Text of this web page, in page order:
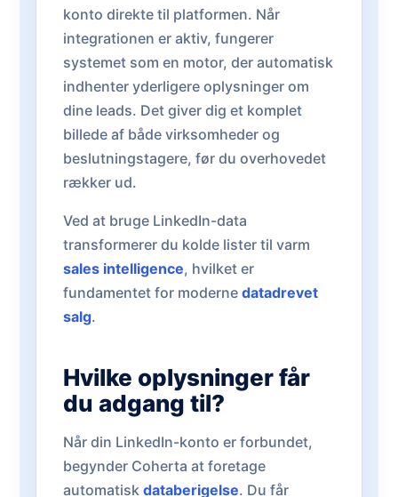
konto direkte til platformen. Når
integrationen er aktiv, fungerer
systemet som en motor, der automatisk
indhenter yderligere oplysninger om
dine leads. Det giver dig et komplet
billede af både virksomheder og
beslutningstagere, før du overhovedet
rækker ud.
Ved at bruge LinkedIn-data
transformerer du kolde lister til varm
sales intelligence, hvilket er
fundamentet for moderne datadrevet
salg.
Hvilke oplysninger får
du adgang til?
Når din LinkedIn-konto er forbundet,
begynder Coherta at foretage
automatisk databerigelse. Du får